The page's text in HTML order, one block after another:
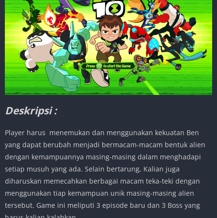
Deskripsi :
Player harus menemukan dan menggunakan kekuatan Ben
yang dapat berubah menjadi bermacam-macam bentuk alien
dengan kemampuannya masing-masing dalam menghadapi
setiap musuh yang ada. Selain bertarung, Kalian juga
diharuskan memecahkan berbagai macam teka-teki dengan
menggunakan tiap kemampuan unik masing-masing alien
tersebut. Game ini meliputi 3 episode baru dan 3 Boss yang